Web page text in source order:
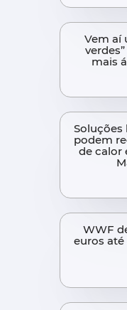
Vem aí
mais
Soluções
podem
de calor
WWF
euros até